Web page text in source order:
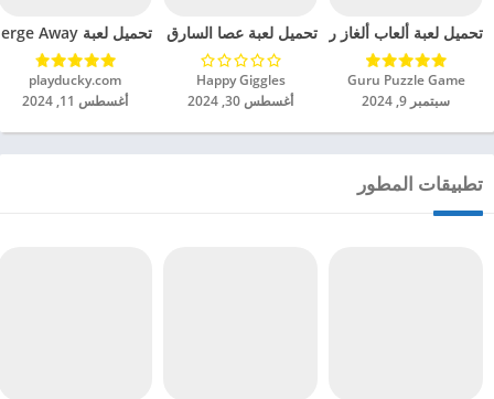
تحميل لعبة ألعاب ألغاز رياضية كروسماث مهكرة للاندرويد 2024
Guru Puzzle Game‏
سبتمبر 9, 2024
تحميل لعبة عصا السارق مهكرة للاندرويد 2024
Happy Giggles‏
أغسطس 30, 2024
تحميل لعبة Merge Away! مهكرة للاندرويد 2024
playducky.com‏
أغسطس 11, 2024
تطبيقات المطور